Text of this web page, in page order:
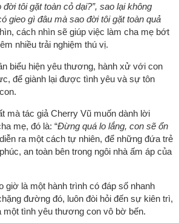
tôi gặt toàn cỏ dại?”, sao lại không
gieo gì đâu mà sao đời tôi gặt toàn quả
cách nhìn sẽ giúp việc làm cha mẹ bớt
nhiều trải nghiệm thú vị.
biểu hiện yêu thương, hành xử với con
để giành lại được tình yêu và sự tôn
mà tác giả Cherry Vũ muốn dành lời
mẹ, đó là: “Đừng quá lo lắng, con sẽ ổn
ra một cách tự nhiên, để những đứa trẻ
an toàn bên trong ngôi nhà ấm áp của
giờ là một hành trình có đáp số nhanh
đường đó, luôn đòi hỏi đến sự kiên trì,
một tình yêu thương con vô bờ bến.